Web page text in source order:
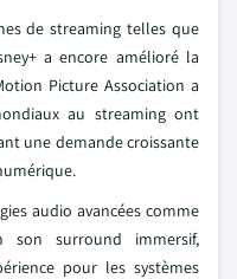
de streaming telles que
a encore amélioré la
Picture Association a
au streaming ont
une demande croissante
audio avancées comme
surround immersif,
pour les systèmes